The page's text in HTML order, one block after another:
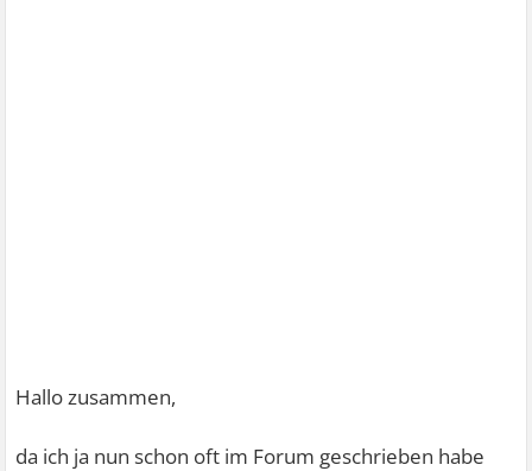
Hallo zusammen,
da ich ja nun schon oft im Forum geschrieben habe